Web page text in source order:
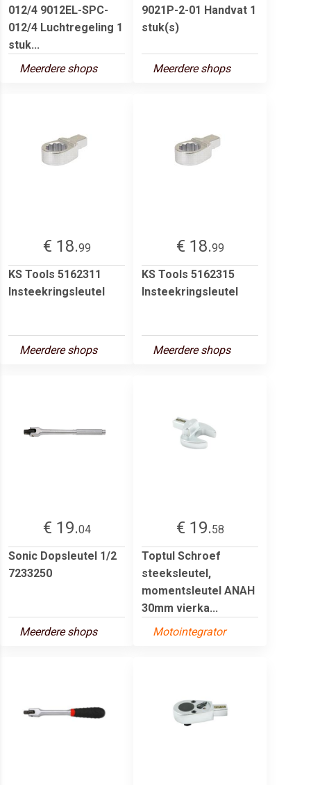
012/4 9012EL-SPC-
012/4 Luchtregeling 1
stuk...
Meerdere shops
9021P-2-01 Handvat 1
stuk(s)
Meerdere shops
€ 18.99
KS Tools 5162311
Insteekringsleutel
Meerdere shops
€ 18.99
KS Tools 5162315
Insteekringsleutel
Meerdere shops
€ 19.04
Sonic Dopsleutel 1/2
7233250
Meerdere shops
€ 19.58
Toptul Schroef
steeksleutel,
momentsleutel ANAH
30mm vierka...
Motointegrator